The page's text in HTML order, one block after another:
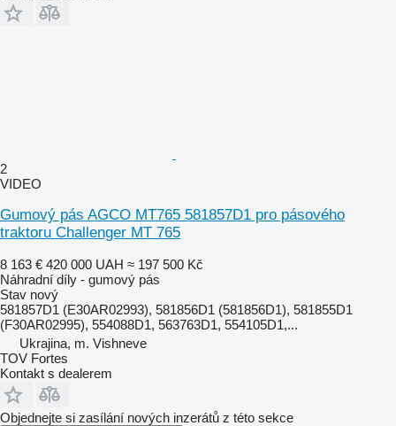
2
VIDEO
Gumový pás AGCO MT765 581857D1 pro pásového
traktoru Challenger MT 765
8 163 € 420 000 UAH ≈ 197 500 Kč
Náhradní díly - gumový pás
Stav nový
581857D1 (E30AR02993), 581856D1 (581856D1), 581855D1
(F30AR02995), 554088D1, 563763D1, 554105D1,...
Ukrajina, m. Vishneve
TOV Fortes
Kontakt s dealerem
Objednejte si zasílání nových inzerátů z této sekce